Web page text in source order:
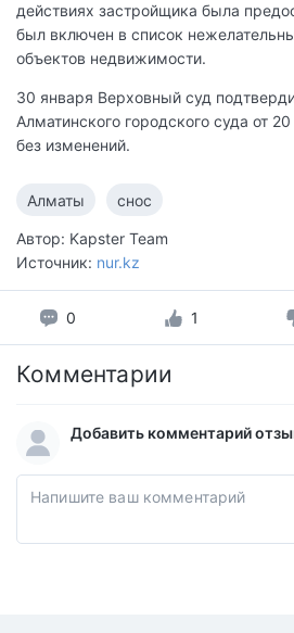
действиях застройщика была
был включен в список
объектов недвижимости.
30 января Верховный суд
Алматинского городского суда от
без изменений.
Алматы снос
Автор: Kapster Team
Источник: nur.kz
0 1
Комментарии
Добавить комментарий